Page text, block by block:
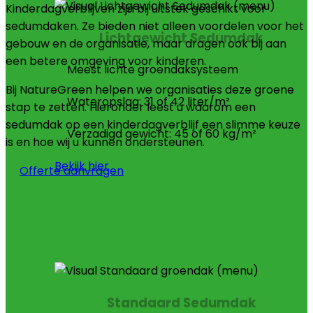
Lichtgewicht Sedumdak
Meest lichte groendaksysteem
Wateropslag: 31 of 42 liter/m²
Verzadigd gewicht: 45 of 60 kg/m²
Bekijk hier
Standaard Sedumdak
Kinderdagverblijven zijn bij uitstek geschikt voor
sedumdaken. Ze bieden niet alleen voordelen voor het
gebouw en de organisatie, maar dragen ook bij aan
een betere omgeving voor kinderen.
Bij NatureGreen helpen we organisaties deze groene
stap te zetten. Hieronder leest u waarom een
sedumdak op een kinderdagverblijf een slimme keuze
is en hoe wij u kunnen ondersteunen.
Offerte aanvragen